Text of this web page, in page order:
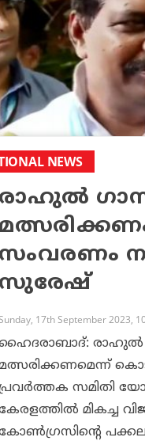
NEWS
രാഹുല്‍
സംവരണം
സുരേഷ്
17th September 2023,
രാഹുല്‍
സമിതി
മികച്ച